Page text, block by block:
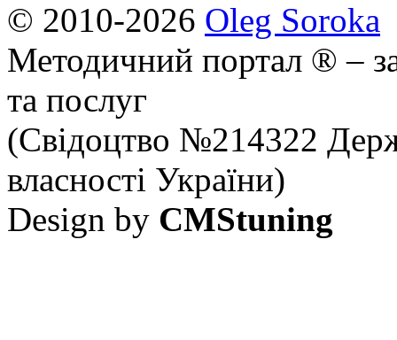
© 2010-2026 Oleg Soroka
Методичний портал ® –
та послуг
(Свідоцтво №214322
власності України)
Design by CMStuning